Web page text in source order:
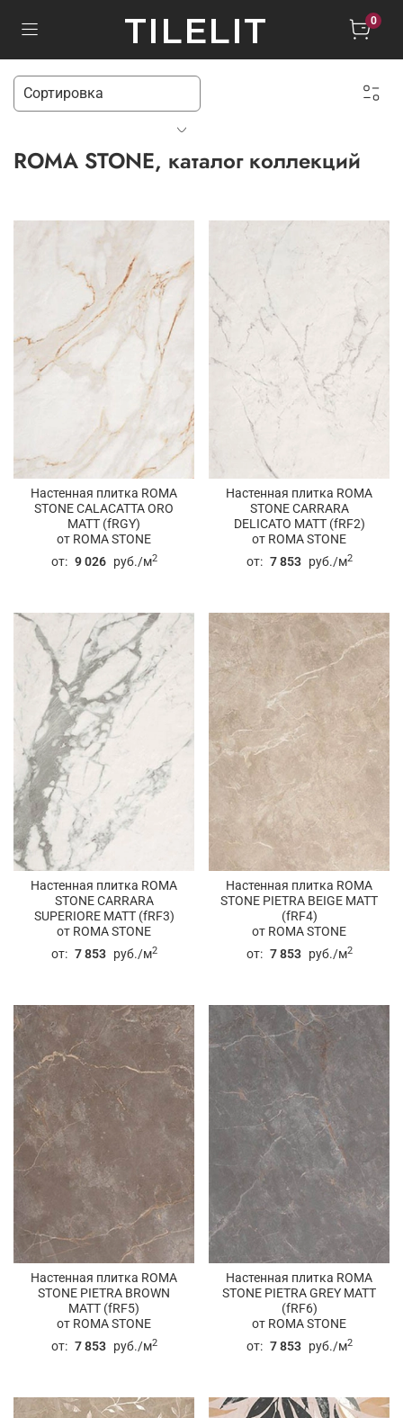
TILELIT 0
ROMA STONE, каталог коллекций
Настенная плитка ROMA
STONE CALACATTA ORO
MATT (fRGY)
от ROMA STONE
от: 9 026 руб./м2
Настенная плитка ROMA
STONE CARRARA
DELICATO MATT (fRF2)
от ROMA STONE
от: 7 853 руб./м2
Настенная плитка ROMA
STONE CARRARA
SUPERIORE MATT (fRF3)
от ROMA STONE
от: 7 853 руб./м2
Настенная плитка ROMA
STONE PIETRA BEIGE MATT
(fRF4)
от ROMA STONE
от: 7 853 руб./м2
Настенная плитка ROMA
STONE PIETRA BROWN
MATT (fRF5)
от ROMA STONE
от: 7 853 руб./м2
Настенная плитка ROMA
STONE PIETRA GREY MATT
(fRF6)
от ROMA STONE
от: 7 853 руб./м2